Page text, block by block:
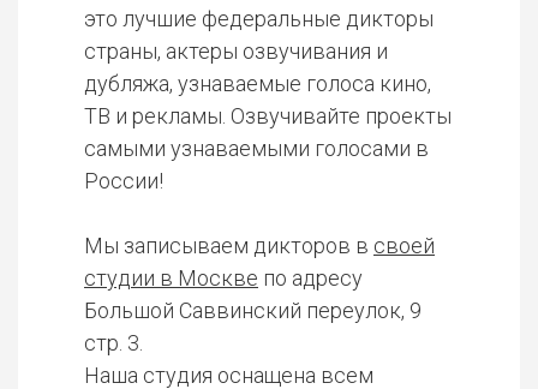
это лучшие федеральные дикторы
страны, актеры озвучивания и
дубляжа, узнаваемые голоса кино,
ТВ и рекламы. Озвучивайте проекты
самыми узнаваемыми голосами в
России!
Мы записываем дикторов в своей
студии в Москве по адресу
Большой Саввинский переулок, 9
стр. 3.
Наша студия оснащена всем